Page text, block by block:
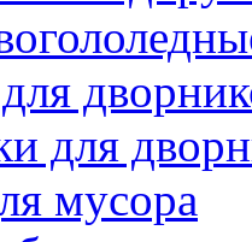
для
мусора